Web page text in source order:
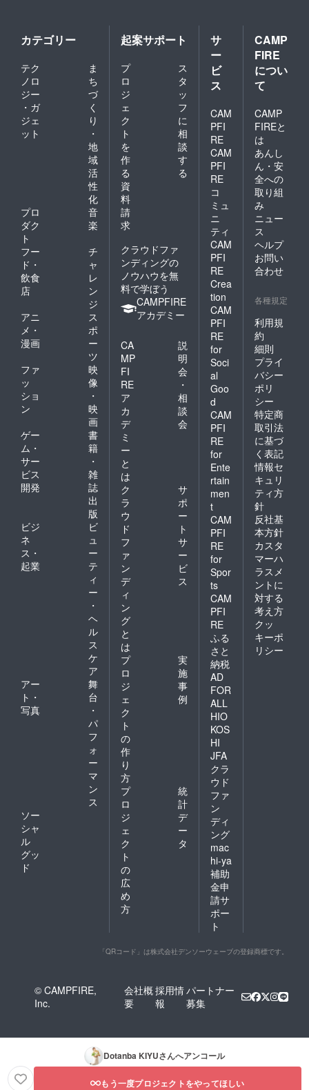
までの
定員と
させて
いただ
きま
す！) ＊
テント
ンド
シート
などの
宿泊道
具はご
持参お
願いし
ます。
＊クラ
ウド
ファン
ディン
グ終了
後、
メール
にて日
させて
す。 ＊
日程要
相談で
ご希望
日を備
考欄に
ご記入
よろし
くお願
いいた
しま
す。 ＊
人数の
関係で
日にち
は、調
整させ
ていた
だく場
合がご
ざいま
す。 ＊
面会時
には同
伴者を
つけま
す。 ＊
現地ま
での交
は、自
等
- ジェッ
- 車両あ
1,2,000
よって
カテゴリー
テク
ノロ
ジー
・ガ
ジェ
ット
ま
ち
づ
く
り
・
地
域
活
性
化
プロ
ダク
ト
音
楽
フー
ド・
飲食
店
チ
ャ
レ
ン
ジ
アニ
メ・
漫画
ス
ポ
ー
ツ
ファ
ッ
ショ
ン
映
像
・
映
画
ゲー
ム・
サー
ビス
開発
書
籍
・
雑
誌
出
版
ビジ
ネ
ス・
起業
ビ
ュ
ー
テ
ィ
ー
・
ヘ
ル
ス
ケ
ア
アー
ト・
写真
舞
台
・
パ
フ
ォ
ー
マ
ン
ス
ソー
シャ
ル
グッ
ド
起案サポート
プ
ロ
ジ
ェ
ク
ト
を
作
る
ス
タ
ッ
フ
に
相
談
す
る
資
料
請
求
クラウドファ
ンディングの
ノウハウを無
料で学ぼう
CAMPFIRE
アカデミー
CA
MP
FI
RE
ア
カ
デ
ミ
ー
と
は
説
明
会
・
相
談
会
ク
ラ
ウ
ド
フ
ァ
ン
デ
ィ
ン
グ
と
は
サ
ポ
ー
ト
サ
ー
ビ
ス
プ
ロ
ジ
ェ
ク
ト
の
作
り
方
実
施
事
例
プ
ロ
ジ
ェ
ク
ト
の
広
め
方
統
計
デ
ー
タ
サ
ー
ビ
ス
CAM
PFI
RE
CAM
PFI
RE
コ
ミュ
ニ
ティ
CAM
PFI
RE
Crea
tion
CAM
PFI
RE
for
Soci
al
Goo
d
CAM
PFI
RE
for
Ente
rtain
men
t
CAM
PFI
RE
for
Spor
ts
CAM
PFI
RE
ふる
さと
納税
AD
FOR
ALL
HIO
KOS
HI
JFA
クラ
ウド
ファ
ン
ディ
ング
mac
hi-ya
補助
金申
請サ
ポー
ト
CAMP
FIRE
につい
て
CAMP
FIREと
は
あんし
ん・安
全への
取り組
み
ニュー
ス
ヘルプ
お問い
合わせ
各種規定
利用規
約
細則
プライ
バシー
ポリ
シー
特定商
取引法
に基づ
く表記
情報セ
キュリ
ティ方
針
反社基
本方針
カスタ
マーハ
ラスメ
ントに
対する
考え方
クッ
キーポ
リシー
「QRコード」は株式会社デンソーウェーブの登録商標です。
© CAMPFIRE,
Inc.
会社概
要
採用情
報
パートナー
募集
Dotanba KIYUさんへアンコール
もう一度プロジェクトをやってほしい